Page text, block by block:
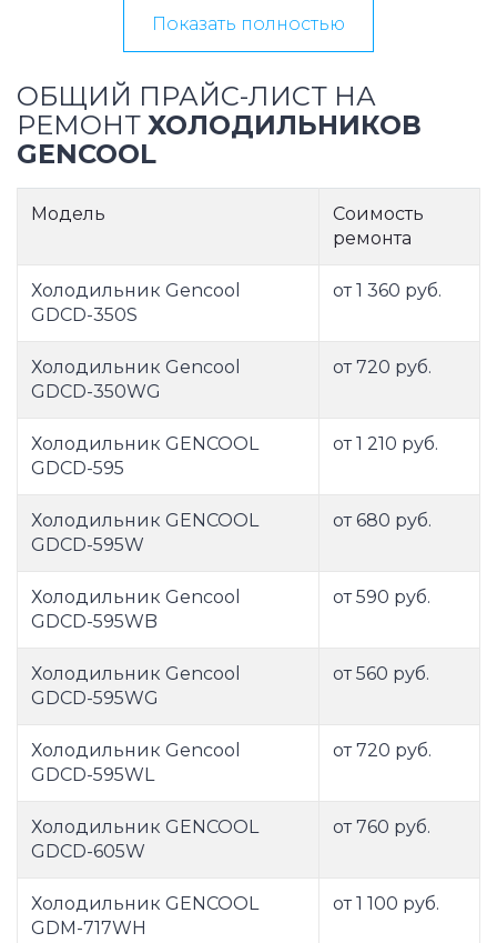
Показать полностью
ОБЩИЙ ПРАЙС-ЛИСТ НА
РЕМОНТ ХОЛОДИЛЬНИКОВ
GENCOOL
Модель
Соимость
ремонта
Холодильник Gencool
GDCD-350S
от 1 360 руб.
Холодильник Gencool
GDCD-350WG
от 720 руб.
Холодильник GENCOOL
GDCD-595
от 1 210 руб.
Холодильник GENCOOL
GDCD-595W
от 680 руб.
Холодильник Gencool
GDCD-595WB
от 590 руб.
Холодильник Gencool
GDCD-595WG
от 560 руб.
Холодильник Gencool
GDCD-595WL
от 720 руб.
Холодильник GENCOOL
GDCD-605W
от 760 руб.
Холодильник GENCOOL
GDM-717WH
от 1 100 руб.